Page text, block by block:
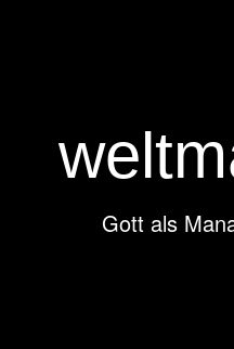
Gott als